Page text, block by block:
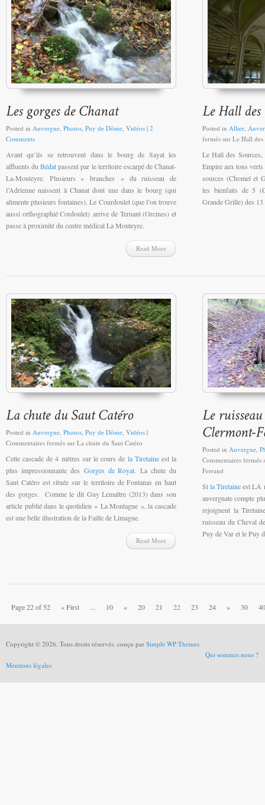
Posted in Auvergne, Photos, Puy de Dôme, Vidéos | 2
Comments
Avant qu’ils se retrouvent dans le bourg de Sayat les
affluents duBédatpassent par le territoire escarpé de Chanat-
La-Mouteyre. Plusieurs « branches » du ruisseau de
l’Adrienne naissent à Chanat dont une dans le bourg (qui
alimente plusieurs fontaines). Le Courdoulet (que l’on trouve
aussi orthographié Cordoulet) arrive de Ternant (Orcines) et
passe à proximité du centre médical La Mouteyre.
Read More
Posted in Allier,
fermés sur Le Hall
Le Hall des
Empire aux tons
sources (Chomel et
les bienfaits de 5
Grande Grille) des
Posted in Auvergne Photos Puy de Dôme Vidéos |
Commentaires fermés sur La chute du Saut Catéro
Cette cascade de 4 mètres sur le cours de la Tiretaineest la
plus impressionnante des Gorges de Royat. La chute du
Saut Catéro est située sur le territoire de Fontanas en haut
des gorges. Comme le dit Guy Lemaître (2013) dans son
article publié dans le quotidien « La Montagne », la cascade
est une belle illustration de la Faille de Limagne.
Read More
Posted in Auvergne
Commentaires fermés
Ferrand
Sila Tiretaineest LA
auvergnate compte
rejoignent la
ruisseau du Cheval
Puy de Var et le Puy
Page 22 of 52 « First ... 10 « 20 21 22 23 24 » 30 40
Copyright © 2026. Tous droits réservés. conçu par Simple WP Themes
Qui sommes nous ?
Mentions légales